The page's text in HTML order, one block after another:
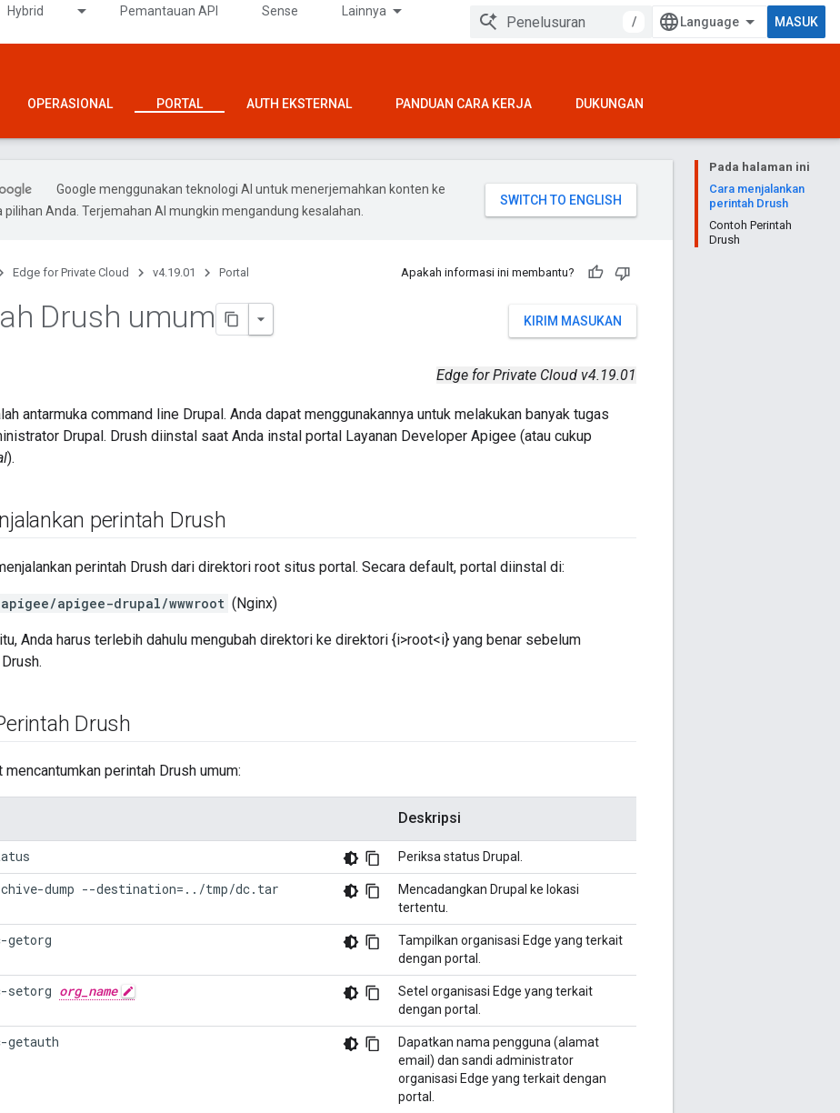
Hybrid Pemantauan API Sense Lainnya
/ MASUK
OPERASIONAL PORTAL AUTH EKSTERNAL PANDUAN CARA KERJA DUKUNGAN
Pada halaman ini
Cara menjalankan
perintah Drush
Contoh Perintah
Drush
Google menggunakan teknologi AI untuk menerjemahkan konten ke
pilihan Anda. Terjemahan AI mungkin mengandung kesalahan.
Edge for Private Cloud v4.19.01 Portal Apakah informasi ini membantu?
KIRIM MASUKAN
Drush umum
Edge for Private Cloud v4.19.01
antarmuka command line Drupal. Anda dapat menggunakannya untuk melakukan banyak tugas
Drupal. Drush diinstal saat Anda instal portal Layanan Developer Apigee (atau cukup
).
perintah Drush
perintah Drush dari direktori root situs portal. Secara default, portal diinstal di:
apigee-drupal/wwwroot (Nginx)
Anda harus terlebih dahulu mengubah direktori ke direktori {i>root<i} yang benar sebelum
Drush
mencantumkan perintah Drush umum:
Deskripsi
Periksa status Drupal.
dump --destination=../tmp/dc.tar
Mencadangkan Drupal ke lokasi
tertentu.
getorg
Tampilkan organisasi Edge yang terkait
dengan portal.
setorg org_name
Setel organisasi Edge yang terkait
dengan portal.
getauth
Dapatkan nama pengguna (alamat
email) dan sandi administrator
organisasi Edge yang terkait dengan
portal.